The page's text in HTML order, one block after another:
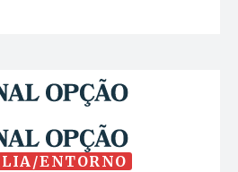
ENTORNO